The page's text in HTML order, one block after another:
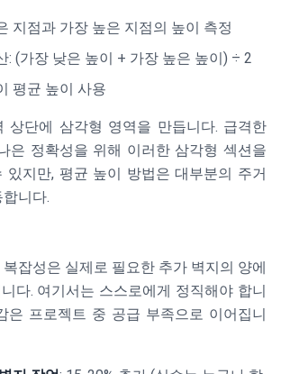
지점과 가장 높은 지점의 높이 측정
: (가장 낮은 높이 + 가장 높은 높이) ÷ 2
평균 높이 사용
상단에 삼각형 영역을 만듭니다. 급격한
은 정확성을 위해 이러한 삼각형 섹션을
있지만, 평균 높이 방법은 대부분의 주거
니다.
잡성은 실제로 필요한 추가 벽지의 양에
다. 여기서는 스스로에게 정직해야 합니
은 프로젝트 중 공급 부족으로 이어집니